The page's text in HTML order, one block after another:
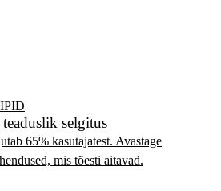
selgitus
65% kasutajatest. Avastage
mis tõesti aitavad.